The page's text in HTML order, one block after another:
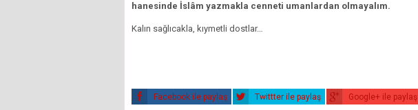
hanesinde İslâm yazmakla cenneti umanlardan olmayalım.
Kalın sağlıcakla, kıymetli dostlar…
Facebook ile paylaş Twittter ile paylaş Google+ ile paylaş